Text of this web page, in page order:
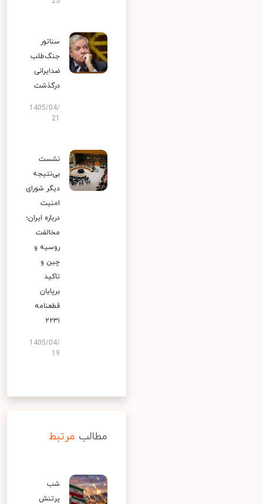
سناتور
جنگ‌طلب
ضدایرانی
درگذشت
1405/04/
نشست
بی‌نتیجه
دیگر شورای
امنیت
درباره ایران؛
مخالفت
روسیه و
چین و
تاکید
برپایان
قطعنامه
۲۲۳۱
1405/04/
19
مطالب مرتبط
شب
پرتنش